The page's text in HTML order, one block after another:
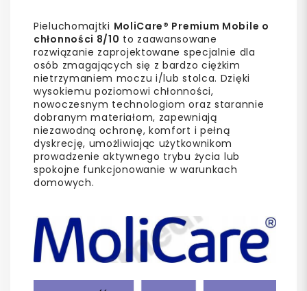
Pieluchomajtki MoliCare® Premium Mobile o
chłonności 8/10 to zaawansowane
rozwiązanie zaprojektowane specjalnie dla
osób zmagających się z bardzo ciężkim
nietrzymaniem moczu i/lub stolca. Dzięki
wysokiemu poziomowi chłonności,
nowoczesnym technologiom oraz starannie
dobranym materiałom, zapewniają
niezawodną ochronę, komfort i pełną
dyskrecję, umożliwiając użytkownikom
prowadzenie aktywnego trybu życia lub
spokojne funkcjonowanie w warunkach
domowych.